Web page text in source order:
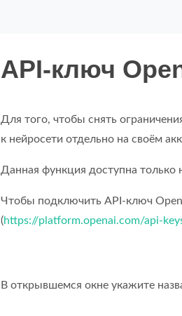
API-ключ
Для того, чтобы снять
к нейросети отдельно на своём
Данная функция доступна только
Чтобы подключить API-ключ
(https://platform.openai.com/api-
В открывшемся окне укажите